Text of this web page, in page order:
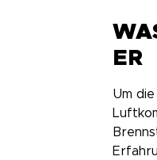
ER
Um